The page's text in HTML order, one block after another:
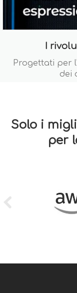
I
Progettati per
dei
Solo i
per